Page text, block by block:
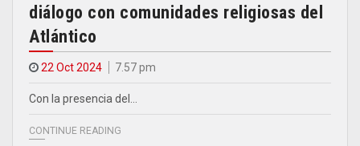
diálogo con comunidades religiosas del
Atlántico
22 Oct 2024 7.57 pm
Con la presencia del…
CONTINUE READING